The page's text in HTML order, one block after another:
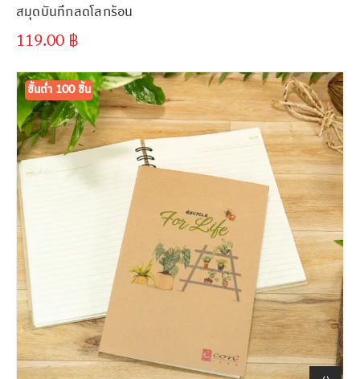
สมุดบันทึกลดโลกร้อน
119.00 ฿
ขั้นต่ำ 100 ชิ้น